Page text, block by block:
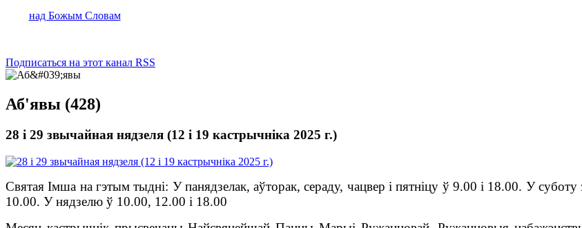
над Божым Словам
Подписаться на этот канал RSS
Аб'явы (428)
28 і 29 звычайная нядзеля (12 і 19 кастрычніка 2025 г.)
Святая Імша на гэтым тыдні: У панядзелак, аўторак, сераду, чацвер і пятніцу ў 9.00 і 18.00. У
10.00. У нядзелю ў 10.00, 12.00 і 18.00